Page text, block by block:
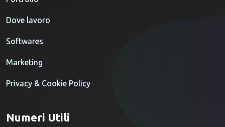
Dove lavoro
Softwares
Marketing
Privacy & Cookie Policy
Numeri Utili